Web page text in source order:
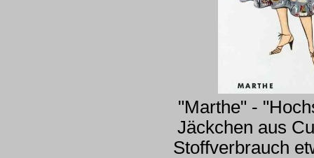
"Marthe" -
Jäckchen aus
Stoffverbrauch